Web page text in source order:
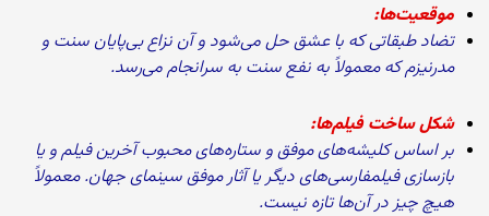
موقعیت‌ها:
تضاد طبقاتی که با عشق حل می‌شود و آن نزاع بی‌پایان سنت و
مدرنیزم که معمولاً به نفع سنت به سرانجام می‌رسد.
شکل ساخت فیلم‌ها:
بر اساس کلیشه‌های موفق و ستاره‌های محبوب آخرین فیلم و یا
بازسازی فیلمفارسی‌های دیگر یا آثار موفق سینمای جهان. معمولاً
هیچ چیز در آن‌ها تازه نیست.